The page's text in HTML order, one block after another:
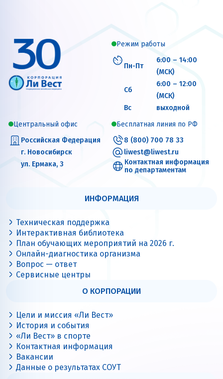
Режим работы
Пн-Пт
6:00 – 14:00
(МСК)
Сб
6:00 – 12:00
(МСК)
Вс
выходной
Центральный офис
Российская Федерация
г. Новосибирск
ул. Ермака, 3
Бесплатная линия по РФ
8 (800) 700 78 33
liwest@liwest.ru
Контактная информация
по департаментам
ИНФОРМАЦИЯ
Техническая поддержка
Интерактивная библиотека
План обучающих мероприятий на 2026 г.
Онлайн-диагностика организма
Вопрос — ответ
Сервисные центры
О КОРПОРАЦИИ
Цели и миссия «Ли Вест»
История и события
«Ли Вест» в спорте
Контактная информация
Вакансии
Данные о результатах СОУТ